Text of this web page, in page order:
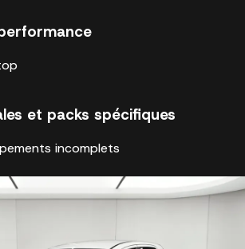
et packs spécifiques
incomplets